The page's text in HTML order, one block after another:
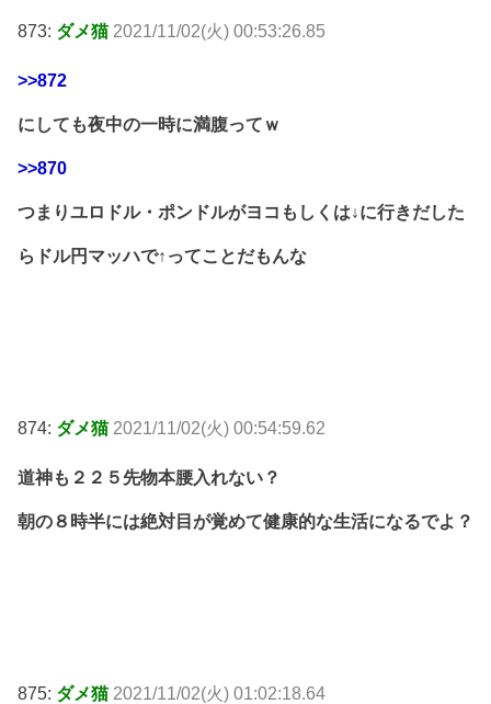
873: ダメ猫 2021/11/02(火) 00:53:26.85
>>872
にしても夜中の一時に満腹ってｗ
>>870
つまりユロドル・ポンドルがヨコもしくは↓に行きだした
らドル円マッハで↑ってことだもんな
874: ダメ猫 2021/11/02(火) 00:54:59.62
道神も２２５先物本腰入れない？
朝の８時半には絶対目が覚めて健康的な生活になるでよ？
875: ダメ猫 2021/11/02(火) 01:02:18.64